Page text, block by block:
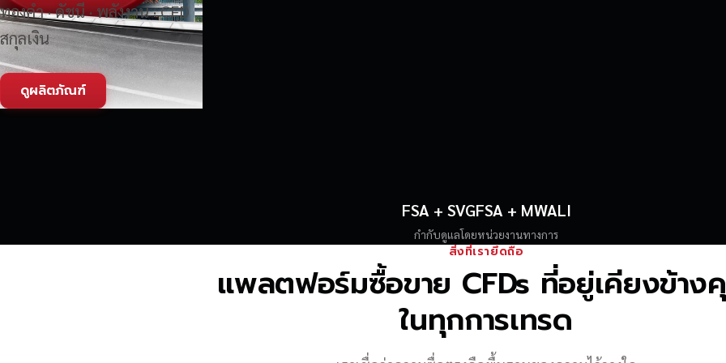
ทองคำ · ดัชนี · พลังงาน · CFD
สกุลเงิน
ดูผลิตภัณฑ์
FSA + SVGFSA + MWALI
กำกับดูแลโดยหน่วยงานทางการ
สิ่งที่เรายึดถือ
แพลตฟอร์มซื้อขาย CFDs ที่อยู่เคียงข้า
ในทุกการเทรด